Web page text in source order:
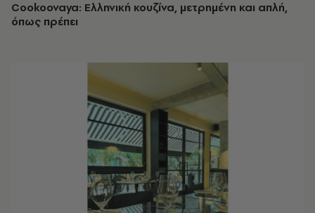
Cookoovaya: Ελληνική κουζίνα, μετρημένη και απλή,
όπως πρέπει